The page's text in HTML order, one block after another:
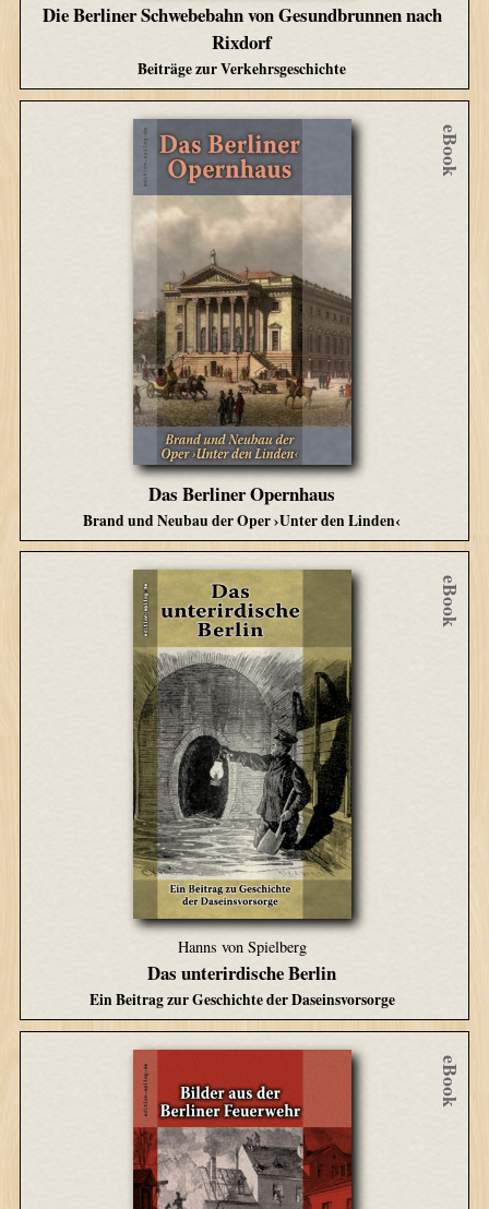
Die Berliner Schwebebahn von Gesundbrunnen nach
Rixdorf
Beiträge zur Verkehrsgeschichte
Das Berliner Opernhaus
Brand und Neubau der Oper ›Unter den Linden‹
eBook
Hanns von Spielberg
Das unterirdische Berlin
Ein Beitrag zur Geschichte der Daseinsvorsorge
eBook
eBook